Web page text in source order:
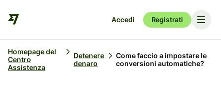
Accedi Registrati
Homepage del
Centro
Assistenza
Detenere
denaro
Come faccio a impostare le
conversioni automatiche?